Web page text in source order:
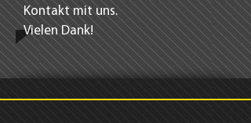
Kontakt mit uns.
Vielen Dank!